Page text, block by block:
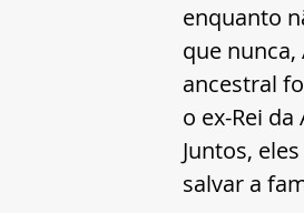
enquanto
que
ancestral
o ex-Rei
Juntos,
salvar a